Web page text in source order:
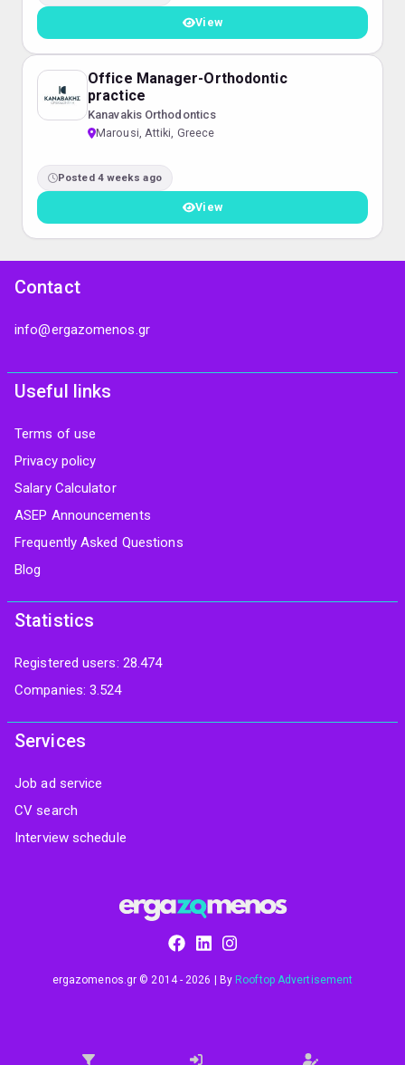
View
Office Manager-Orthodontic
practice
Kanavakis Orthodontics
Marousi, Attiki, Greece
Posted 4 weeks ago
View
Contact
info@ergazomenos.gr
Useful links
Terms of use
Privacy policy
Salary Calculator
ASEP Announcements
Frequently Asked Questions
Blog
Statistics
Registered users: 28.474
Companies: 3.524
Services
Job ad service
CV search
Interview schedule
ergazomenos.gr © 2014 - 2026 | By Rooftop Advertisement